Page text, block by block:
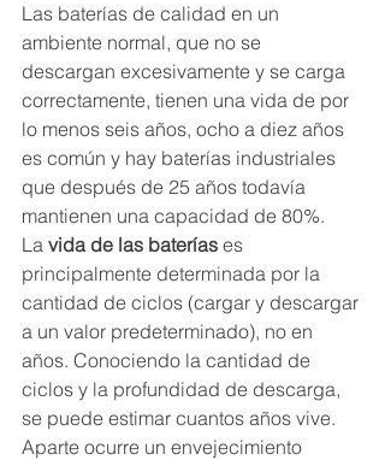
Las baterías de calidad en un
ambiente normal, que no se
descargan excesivamente y se carga
correctamente, tienen una vida de por
lo menos seis años, ocho a diez años
es común y hay baterías industriales
que después de 25 años todavía
mantienen una capacidad de 80%.
La vida de las baterías es
principalmente determinada por la
cantidad de ciclos (cargar y descargar
a un valor predeterminado), no en
años. Conociendo la cantidad de
ciclos y la profundidad de descarga,
se puede estimar cuantos años vive.
Aparte ocurre un envejecimiento